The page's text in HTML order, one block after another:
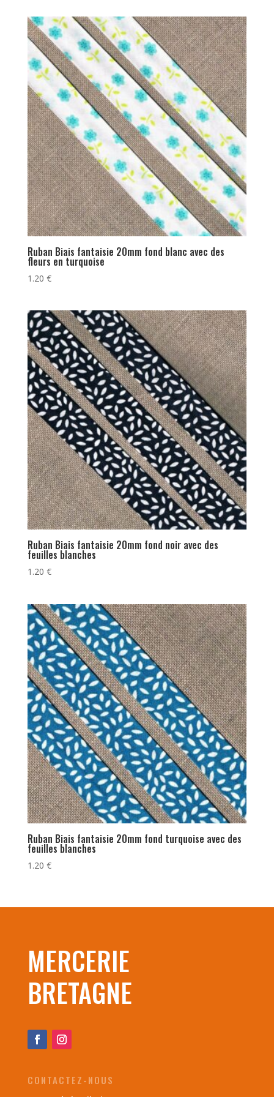
Ruban Biais fantaisie 20mm fond blanc avec des
fleurs en turquoise
1.20 €
Ruban Biais fantaisie 20mm fond noir avec des
feuilles blanches
1.20 €
Ruban Biais fantaisie 20mm fond turquoise avec des
feuilles blanches
1.20 €
MERCERIE
BRETAGNE
CONTACTEZ-NOUS